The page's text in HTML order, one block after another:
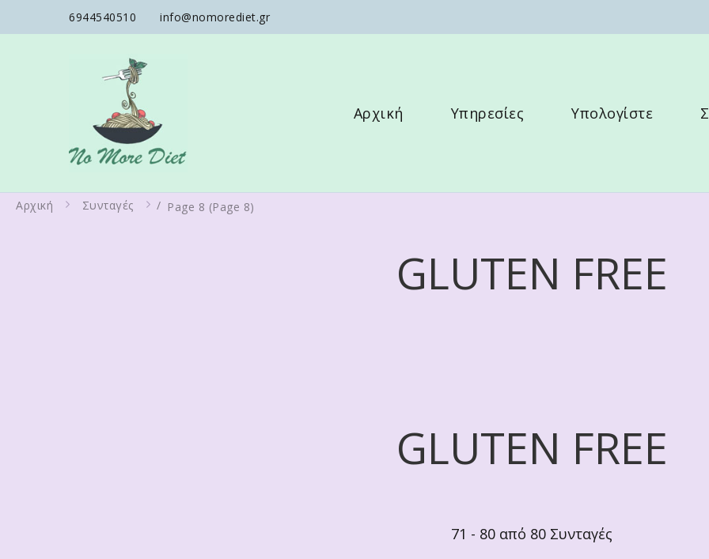
6944540510 info@nomorediet.gr
Αρχική Υπηρεσίες Υπολογίστε
Αρχική Συνταγές / Page 8 (Page 8)
GLUTEN FREE
GLUTEN FREE
71 - 80 από 80 Συνταγές